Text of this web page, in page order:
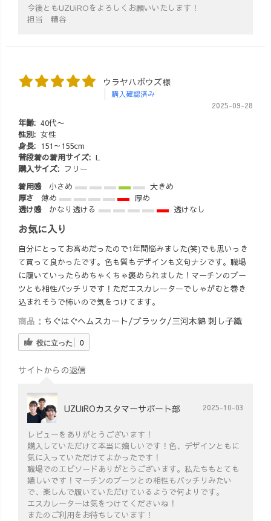
今後ともUZUiROをよろしくお願いいたします！
担当 糟谷
ウラヤハボウズ様
購入確認済み
2025-09-28
年齢: 40代〜
性別: 女性
身長: 151～155cm
普段着の着用サイズ: L
購入サイズ: フリー
着用感
小さめ
大きめ
厚さ
薄め
厚め
透け感
かなり透ける 透けなし
お気に入り
自分にとってお高めだったので1年間悩みました(笑)でも思いっき
て買って良かったです。色も質もデザインも文句ナシです。職場
に履いていったらめちゃくちゃ褒められました！マーチンのブー
ツとも相性バッチリです！ただエスカレーターでしゃがむと巻き
込まれそうで怖いので気をつけてます。
商品： ちぐはぐヘムスカート/ブラック/三河木綿 刺し子織
役に立った 0
サイトからの返信
UZUiROカスタマーサポート部 2025-10-03
レビューをありがとうございます！
購入していただけて本当に嬉しいです！色、デザインともに
気に入っていただけてよかったです！
職場でのエピソードありがとうございます。私たちもとても
嬉しいです！マーチンのブーツとの相性もバッチリみたい
で、楽しんで履いていただけているようで何よりです。
エスカレーターは気をつけてくださいね！
またのご利用をお待ちしています！